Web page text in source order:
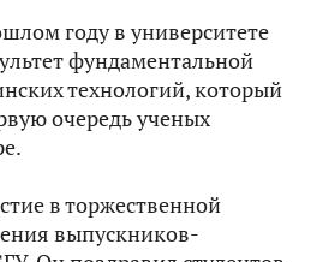
году в университете
фундаментальной
технологий, который
очередь ученых
в торжественной
выпускников-